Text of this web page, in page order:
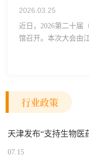
2026.03.25
近日，2026第二十届
馆召开。本次大会由
范区生物医药行业协
行业政策
天津发布“支持生物医
07.15